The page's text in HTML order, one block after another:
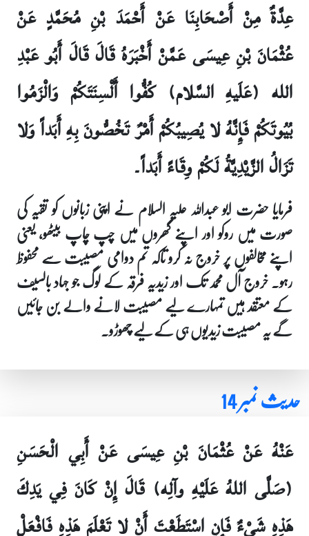
عِدَّةٌ مِنْ أَصْحَابِنَا عَنْ أَحْمَدَ بْنِ مُحَمَّدٍ عَنْ
عُثْمَانَ بْنِ عِيسَى عَمَّنْ أَخْبَرَهُ قَالَ قَالَ أَبُو عَبْدِ
الله (عَلَيهِ السَّلام) كُفُّوا أَلْسِنَتَكُمْ وَالْزَمُوا
بُيُوتَكُمْ فَإِنَّهُ لا يُصِيبُكُمْ أَمْرٌ تَخُصُّونَ بِهِ أَبَداً وَلا
تَزَالُ الزَّيْدِيَّةُ لَكُمْ وِقَاءً أَبَداً۔
فرمایا حضرت ابو عبداللہ علیہ السلام نے اپنی زبانوں کو تقیہ کی
صورت میں روکو اور اپنے گھروں میں چپ چاپ بیٹھو، یعنی
اپنے مخالفوں پر خروج نہ کرو تاکہ تم دوامی مصیبت سے محفوظ
رہو۔ خروج آل محمد تک اور زیدیہ فرقہ کے لوگ جو جہاد بالسیف
کے معتقد ہیں تمہارے لیے مصیبت لانے والے بن جائیں
گے یہ مصیبت زیدیوں ہی کے لیے چھوڑو۔
حدیث نمبر 14
عَنْهُ عَنْ عُثْمَانَ بْنِ عِيسَى عَنْ أَبِي الْحَسَنِ
(صَلَّى اللهُ عَلَيْهِ وآلِه) قَالَ إِنْ كَانَ فِي يَدِكَ
هَذِهِ شَيْ‏ءٌ فَإِنِ اسْتَطَعْتَ أَنْ لا تَعْلَمَ هَذِهِ فَافْعَلْ